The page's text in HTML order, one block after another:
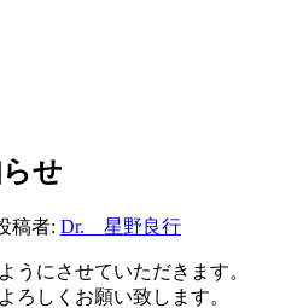
せ
稿者: Dr. 星野良行
うにさせていただきます。
ろしくお願い致します。